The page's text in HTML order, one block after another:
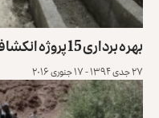
بهره برداری 15 پروژه انکشافی در ولایت غور
۲۷ جدی ۱۳۹۴ - ۱۷ جنوری ۲۰۱۶